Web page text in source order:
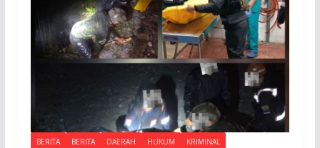
BERITA BERITA DAERAH HUKUM
KRIMINAL